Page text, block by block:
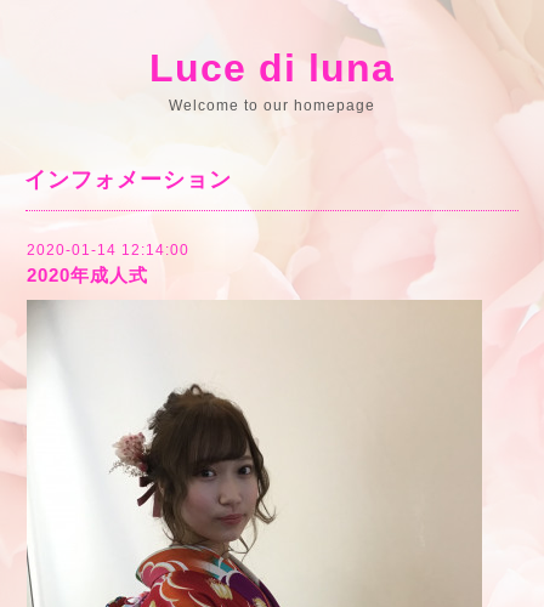
Luce di luna
Welcome to our homepage
インフォメーション
2020-01-14 12:14:00
2020年成人式